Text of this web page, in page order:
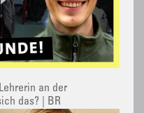
an der
das? | BR